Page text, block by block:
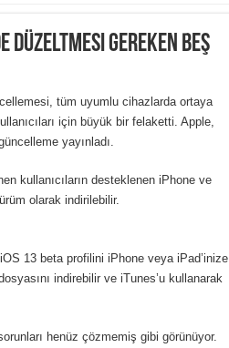
düzeltmesi gereken beş
tüm uyumlu cihazlarda ortaya
için büyük bir felaketti. Apple,
yayınladı.
kullanıcıların desteklenen iPhone ve
olarak indirilebilir.
13 beta profilini iPhone veya iPad’inize
indirebilir ve iTunes’u kullanarak
henüz çözmemiş gibi görünüyor.